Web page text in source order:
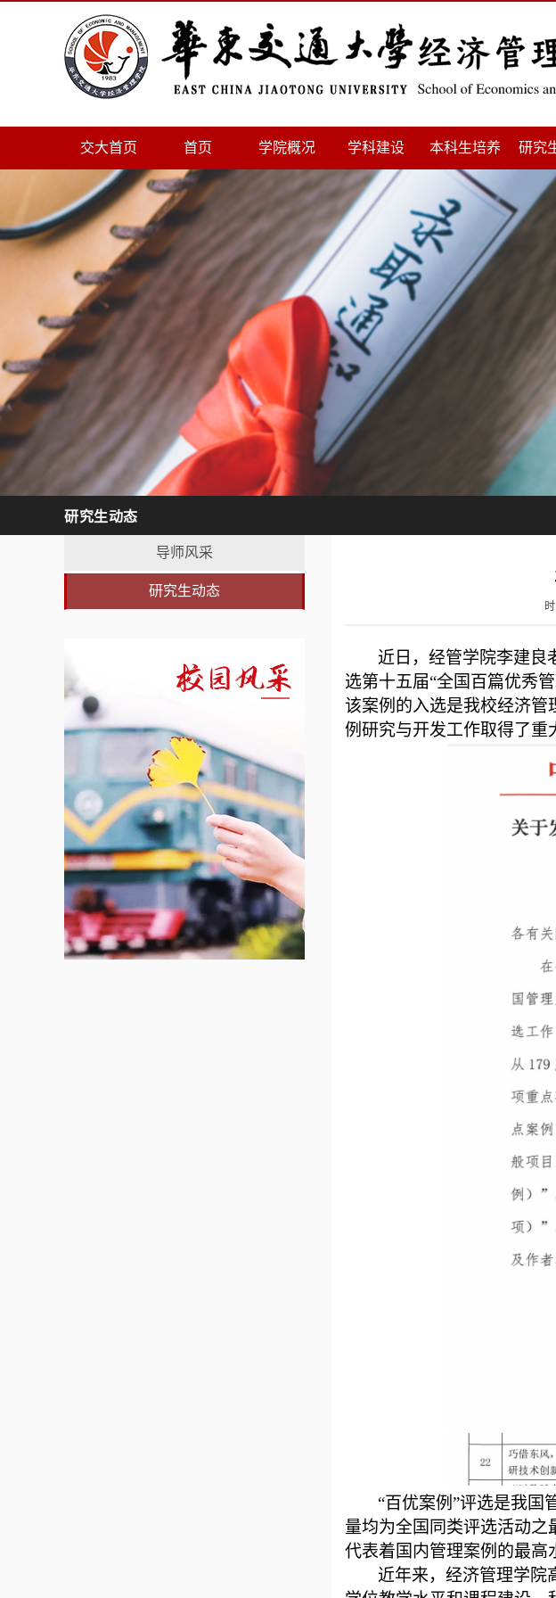
交大首页 首页 学院概况 学科建设 本科生培养 研究
研究生动态
导师风采
研究生动态
近日，经管学院李建良
选第十五届“全国百篇优秀
该案例的入选是我校经济管
例研究与开发工作取得了重
“百优案例”评选是我国
量均为全国同类评选活动之
代表着国内管理案例的最高
近年来，经济管理学院